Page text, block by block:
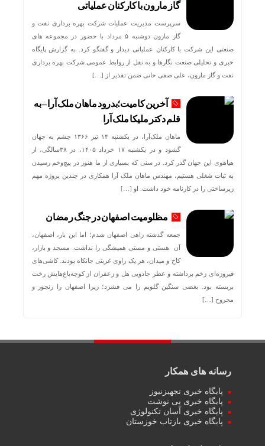
گاز مارون با کارکنان عملیاتی
سرپرست مدیریت عملیات شرکت بهره برداری نفت و
گاز مارون دوشنبه ۵ مرداد با حضور در مجموعه های
صنعتی این شرکت با کارکنان عملیاتی دیدار و گفتگو کرد. به گزارش پایگاه
خبری و تحلیلی صنعت نگارها و به نقل از روابط عمومی شرکت بهره برداری
نفت و گاز مارون، علی صفی خانی ضمن تقدیر از […]
آخرین کامیت؛بدرود ماهان ملک آرا – به
قلم دکتر ملیکا ملک آرا
ماهان ملک‌آرا، در یکشنبه ۱۴ تیر ۱۳۶۶ چشم به جهان
گشود و در یکشنبه ۱۷ خرداد ۱۴۰۵، در ۳۸سالگی، از
هیاهوی این جهان گذر کرد. در سنی که بسیاری از ما هنوز در پیچ‌وخم رسیدن
به ثبات شغلی هستیم، مهندس ماهان ملک آرا همکاری در چندین پروژه مهم
زیرساختی را در کارنامه خود داشت. او […]
مظلومیت اصفهان در جنگ رمضان
جمعه گذشته راهی اصفهان شدم؛ اما این بار، اصفهان،
آن هستی و مستی همیشگی را نداشت. مسجد و بازار،
کاخ و میدان، هر یک راوی غربتی جانکاه بودند. کاشی‌های
فیروزه‌ای زخم برداشته و عطر جادویی هل و زعفران از کوچه‌باغ‌هایش رخت
بربسته بود. بغضی سنگین گلویم را می فشرد؛ زیرا اصفهان را رنجور و
مجروح […]
رسانه های همکار
پایگاه خبری تجهیزنیوز
پایگاه خبری پی نوشت
پایگاه خبری آسان تکنولوژی
پایگاه خبری بازتاب خوزستان